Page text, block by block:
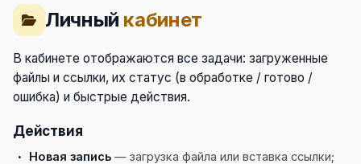
Личный кабинет
В кабинете отображаются все задачи: загруженные
файлы и ссылки, их статус (в обработке / готово /
ошибка) и быстрые действия.
Действия
Новая запись — загрузка файла или вставка ссылки;